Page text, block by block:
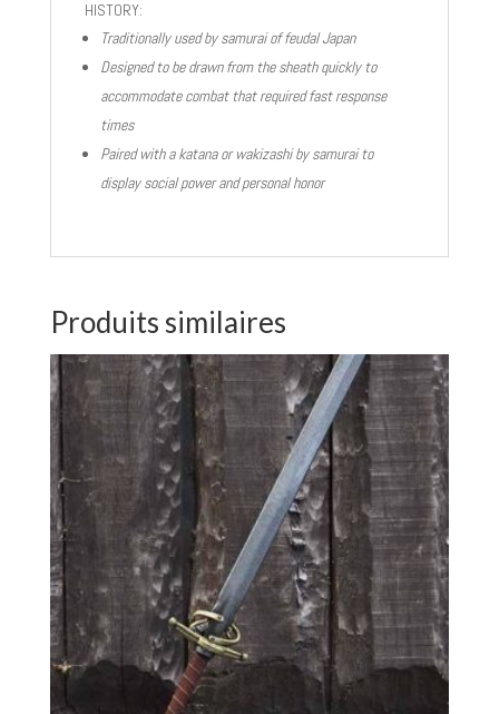
HISTORY:
Traditionally used by samurai of feudal Japan
Designed to be drawn from the sheath quickly to
accommodate combat that required fast response
times
Paired with a katana or wakizashi by samurai to
display social power and personal honor
Produits similaires